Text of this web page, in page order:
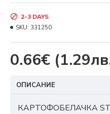
0.66€
2-3 DAYS
SKU: 331250
ОПИСАНИЕ
КАРТОФОБЕЛАЧКА